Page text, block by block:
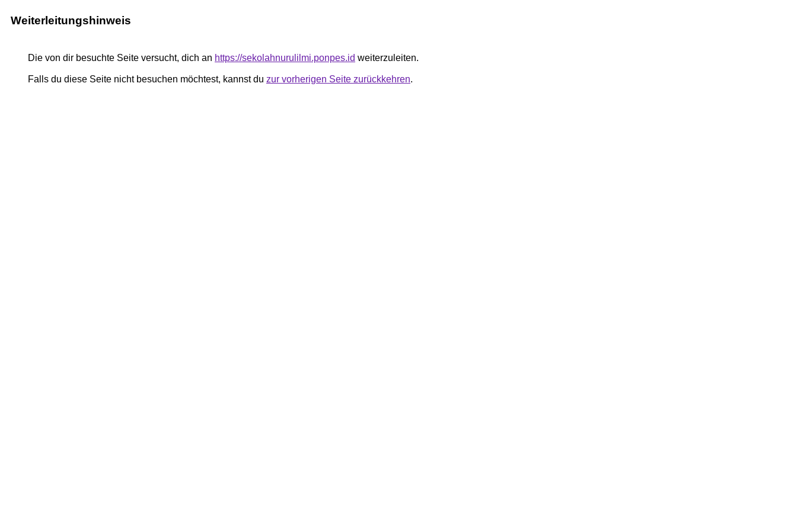
Weiterleitungshinweis
Die von dir besuchte Seite versucht, dich an https://sekolahnurulilmi.ponpes.id weiterzuleiten.
Falls du diese Seite nicht besuchen möchtest, kannst du zur vorherigen Seite zurückkehren.